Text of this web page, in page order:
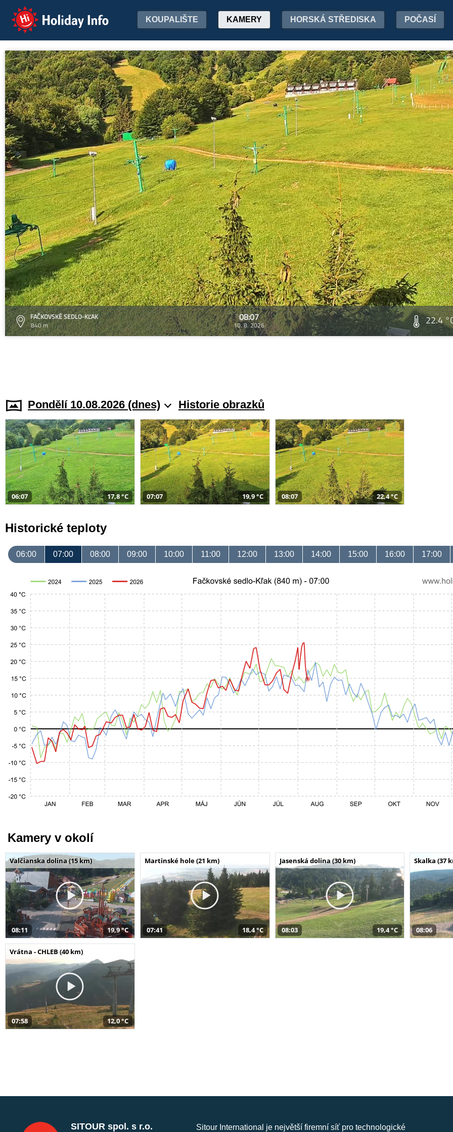
Holiday Info KOUPALIŠTE KAMERY HORSKÁ STŘEDISKA POČASÍ
FAČKOVSKÉ SEDLO-KĽAK
840 m
08:07
10. 8. 2026 22.4
Pondělí 10.08.2026 (dnes) Historie obrazků
06:07 17,8 °C 07:07 19,9 °C 08:07 22,4 °C
Historické teploty
06:00 07:00 08:00 09:00 10:00 11:00 12:00 13:00 14:00 15:00 16:00 17:00
Kamery v okolí
Valčianska dolina (15 km)
08:11 19,9 °C
Martinské hole (21 km)
07:41 18,4 °C
Jasenská dolina (30 km)
08:03 19,4 °C
Skalka (37
08:06
Vrátna - CHLEB (40 km)
07:58 12,0 °C
SITOUR spol. s r.o. Sitour International je největší firemní síť pro technologické